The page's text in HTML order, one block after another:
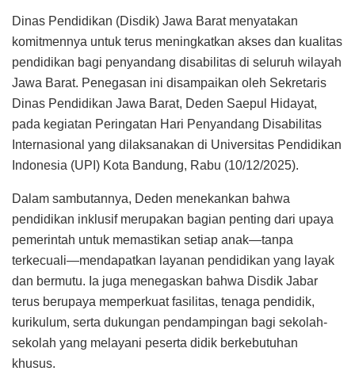
Dinas Pendidikan (Disdik) Jawa Barat menyatakan
komitmennya untuk terus meningkatkan akses dan kualitas
pendidikan bagi penyandang disabilitas di seluruh wilayah
Jawa Barat. Penegasan ini disampaikan oleh Sekretaris
Dinas Pendidikan Jawa Barat, Deden Saepul Hidayat,
pada kegiatan Peringatan Hari Penyandang Disabilitas
Internasional yang dilaksanakan di Universitas Pendidikan
Indonesia (UPI) Kota Bandung, Rabu (10/12/2025).
Dalam sambutannya, Deden menekankan bahwa
pendidikan inklusif merupakan bagian penting dari upaya
pemerintah untuk memastikan setiap anak—tanpa
terkecuali—mendapatkan layanan pendidikan yang layak
dan bermutu. Ia juga menegaskan bahwa Disdik Jabar
terus berupaya memperkuat fasilitas, tenaga pendidik,
kurikulum, serta dukungan pendampingan bagi sekolah-
sekolah yang melayani peserta didik berkebutuhan
khusus.